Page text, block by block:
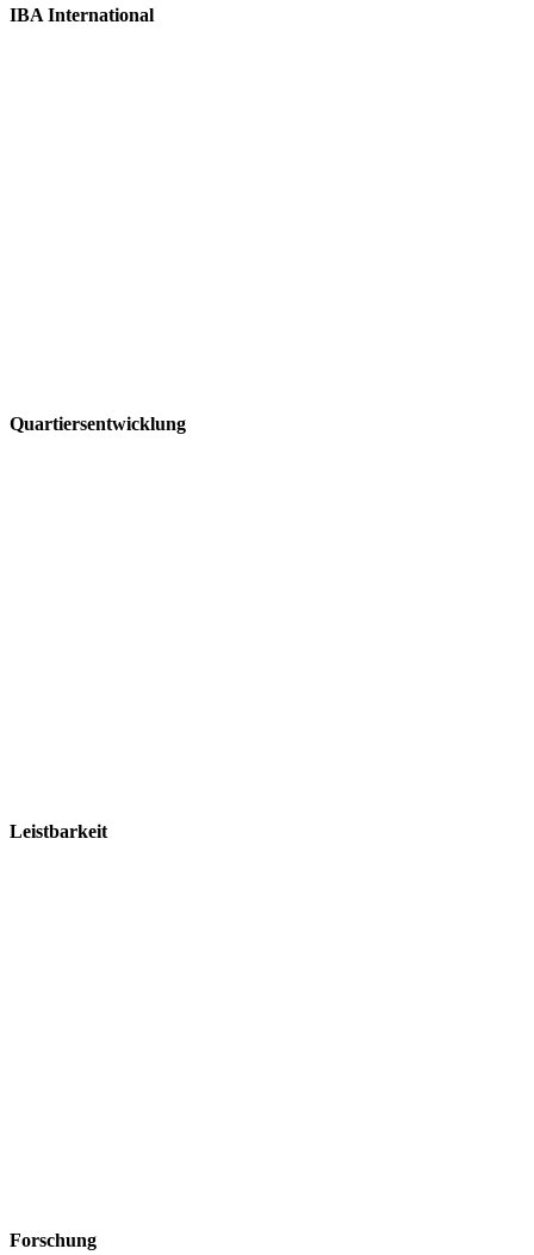
IBA International
Quartiersentwicklung
Leistbarkeit
Forschung